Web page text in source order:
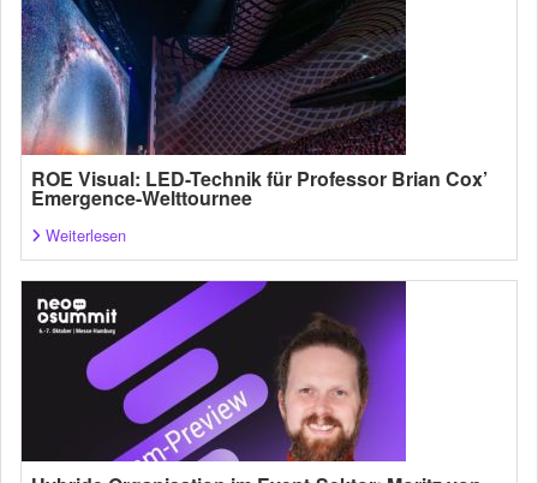
ROE Visual: LED-Technik für Professor Brian Cox’
Emergence-Welttournee
Weiterlesen